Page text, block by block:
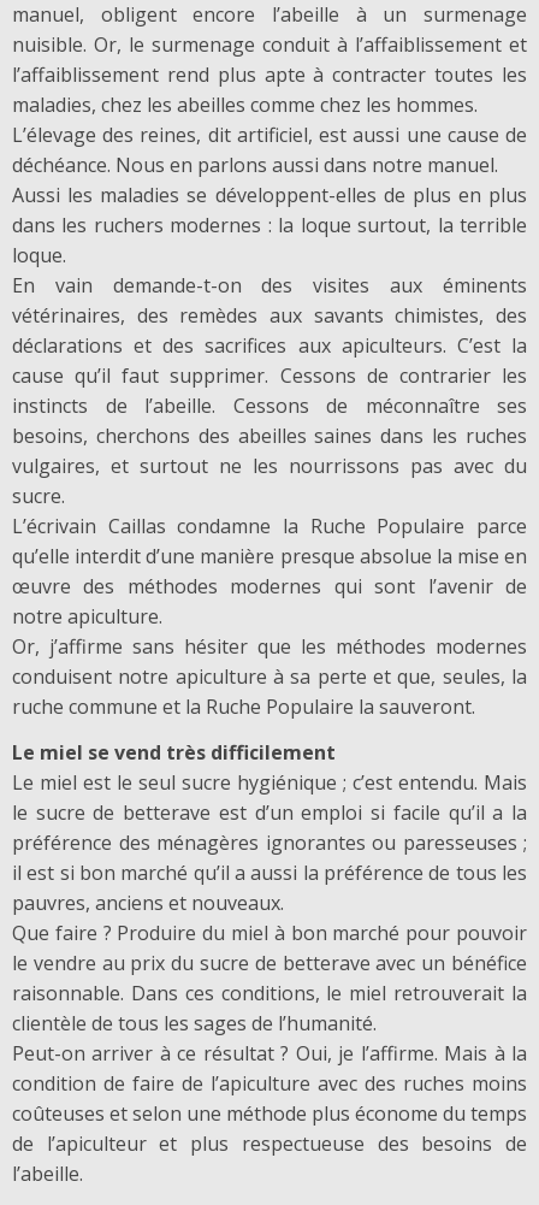
manuel, obligent encore l’abeille à un surmenage
nuisible. Or, le surmenage conduit à l’affaiblissement et
l’affaiblissement rend plus apte à contracter toutes les
maladies, chez les abeilles comme chez les hommes.
L’élevage des reines, dit artificiel, est aussi une cause de
déchéance. Nous en parlons aussi dans notre manuel.
Aussi les maladies se développent-elles de plus en plus
dans les ruchers modernes : la loque surtout, la terrible
loque.
En vain demande-t-on des visites aux éminents
vétérinaires, des remèdes aux savants chimistes, des
déclarations et des sacrifices aux apiculteurs. C’est la
cause qu’il faut supprimer. Cessons de contrarier les
instincts de l’abeille. Cessons de méconnaître ses
besoins, cherchons des abeilles saines dans les ruches
vulgaires, et surtout ne les nourrissons pas avec du
sucre.
L’écrivain Caillas condamne la Ruche Populaire parce
qu’elle interdit d’une manière presque absolue la mise en
œuvre des méthodes modernes qui sont l’avenir de
notre apiculture.
Or, j’affirme sans hésiter que les méthodes modernes
conduisent notre apiculture à sa perte et que, seules, la
ruche commune et la Ruche Populaire la sauveront.
Le miel se vend très difficilement
Le miel est le seul sucre hygiénique ; c’est entendu. Mais
le sucre de betterave est d’un emploi si facile qu’il a la
préférence des ménagères ignorantes ou paresseuses ;
il est si bon marché qu’il a aussi la préférence de tous les
pauvres, anciens et nouveaux.
Que faire ? Produire du miel à bon marché pour pouvoir
le vendre au prix du sucre de betterave avec un bénéfice
raisonnable. Dans ces conditions, le miel retrouverait la
clientèle de tous les sages de l’humanité.
Peut-on arriver à ce résultat ? Oui, je l’affirme. Mais à la
condition de faire de l’apiculture avec des ruches moins
coûteuses et selon une méthode plus économe du temps
de l’apiculteur et plus respectueuse des besoins de
l’abeille.